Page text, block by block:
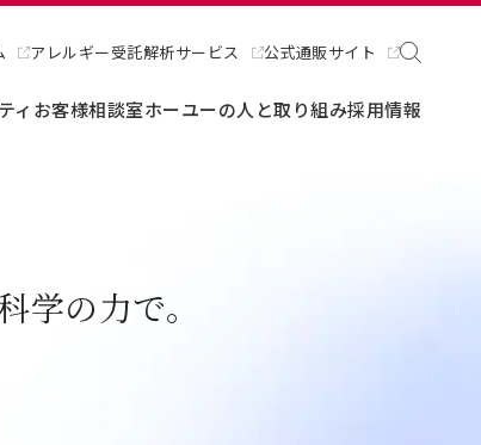
アレルギー受託解析サービス 公式通販サイト
ィ お客様相談室ホーユーの人と取り組み採用情報
学の力で。